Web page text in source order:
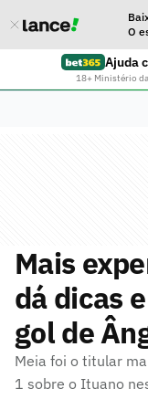
O
Ajuda
18+ Ministério
Mais
dá dicas
gol de
Meia foi o titular
1 sobre o Ituano